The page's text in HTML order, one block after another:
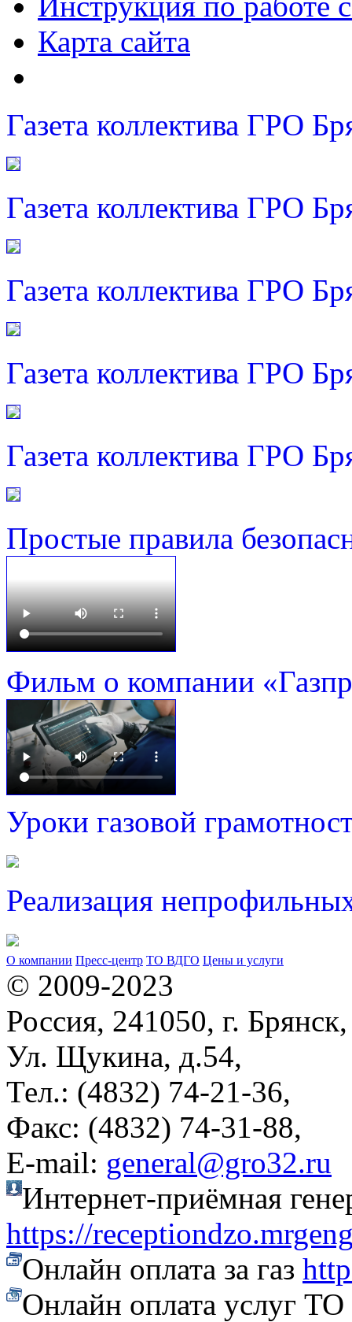
Карта сайта
Газета коллектива ГРО
Газета коллектива ГРО
Газета коллектива ГРО
Газета коллектива ГРО
Газета коллектива ГРО
Простые правила
Фильм о компании
Уроки газовой
Реализация
О компании Пресс-центр ТО ВДГО Цены и услуги
© 2009-2023
Россия, 241050, г. Брянск,
Ул. Щукина, д.54,
Тел.: (4832) 74-21-36,
Факс: (4832) 74-31-88,
Е-mail: general@gro32.ru
Интернет-приёмная
https://
Онлайн оплата за газ
Онлайн оплата услуг